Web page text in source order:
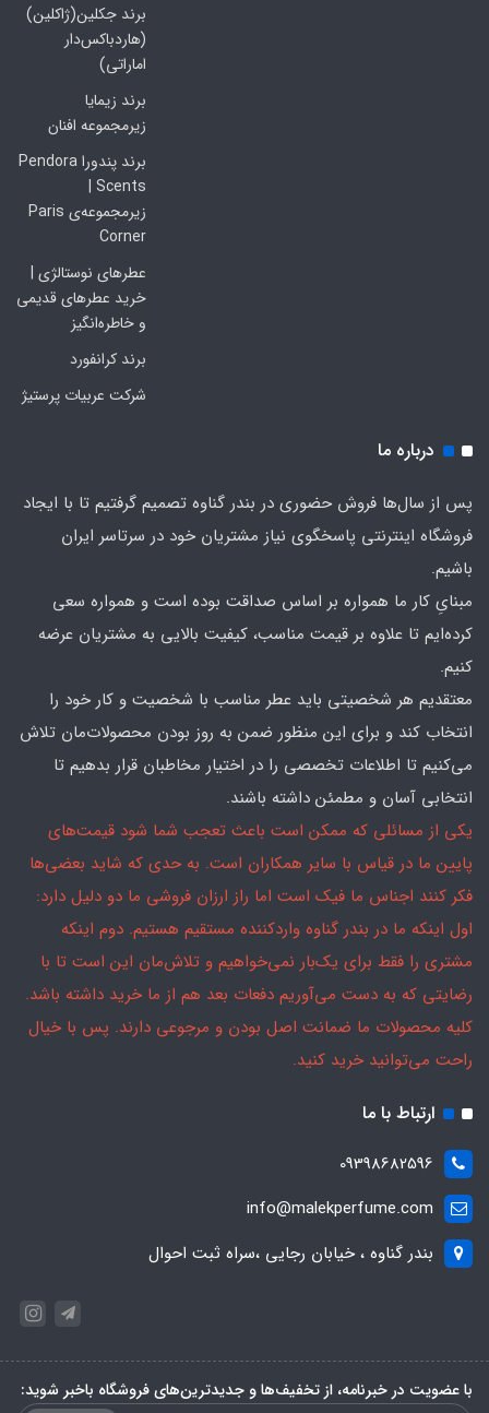
برند جکلین(ژاکلین)
(هاردباکس‌دار
اماراتی)
برند زیمایا
زیرمجموعه افنان
برند پندورا Pendora
Scents |
زیرمجموعه‌ی Paris
Corner
عطرهای نوستالژی |
خرید عطرهای قدیمی
و خاطره‌انگیز
برند کرانفورد
شرکت عربیات پرستیژ
درباره ما
پس از سال‌ها فروش حضوری در بندر گناوه تصمیم گرفتیم تا با ایجاد
فروشگاه اینترنتی پاسخگوی نیاز مشتریان خود در سرتاسر ایران
باشیم.
مبنایِ کار ما همواره بر اساس صداقت بوده است و همواره سعی
کرده‌ایم تا علاوه بر قیمت مناسب، کیفیت بالایی به مشتریان عرضه
کنیم.
معتقدیم هر شخصیتی باید عطر مناسب با شخصیت و کار خود را
انتخاب کند و برای این منظور ضمن به روز بودن محصولات‌مان تلاش
می‌کنیم تا اطلاعات تخصصی را در اختیار مخاطبان قرار بدهیم تا
انتخابی آسان و مطمئن داشته باشند.
یکی از مسائلی که ممکن است باعث تعجب شما شود قیمت‌های
پایین ما در قیاس با سایر همکاران است. به حدی که شاید بعضی‌ها
فکر کنند اجناس ما فیک است اما راز ارزان فروشی ما دو دلیل دارد:
اول اینکه ما در بندر گناوه واردکننده مستقیم هستیم. دوم اینکه
مشتری را فقط برای یک‌بار نمی‌خواهیم و تلاش‌مان این است تا با
رضایتی که به دست می‌آوریم دفعات بعد هم از ما خرید داشته باشد.
کلیه محصولات ما ضمانت اصل بودن و مرجوعی دارند. پس با خیال
راحت می‌توانید خرید کنید.
ارتباط با ما
09398682596
info@malekperfume.com
بندر گناوه ، خیابان رجایی ،سراه ثبت احوال
با عضویت در خبرنامه، از تخفیف‌ها و جدیدترین‌های فروشگاه باخبر شوید: